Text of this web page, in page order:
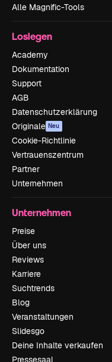
Alle Magnific-Tools
Loslegen
Academy
Dokumentation
Support
AGB
Datenschutzerklärung
Originale Neu
Cookie-Richtlinie
Vertrauenszentrum
Partner
Unternehmen
Unternehmen
Preise
Über uns
Reviews
Karriere
Suchtrends
Blog
Veranstaltungen
Slidesgo
Deine Inhalte verkaufen
Pressesaal